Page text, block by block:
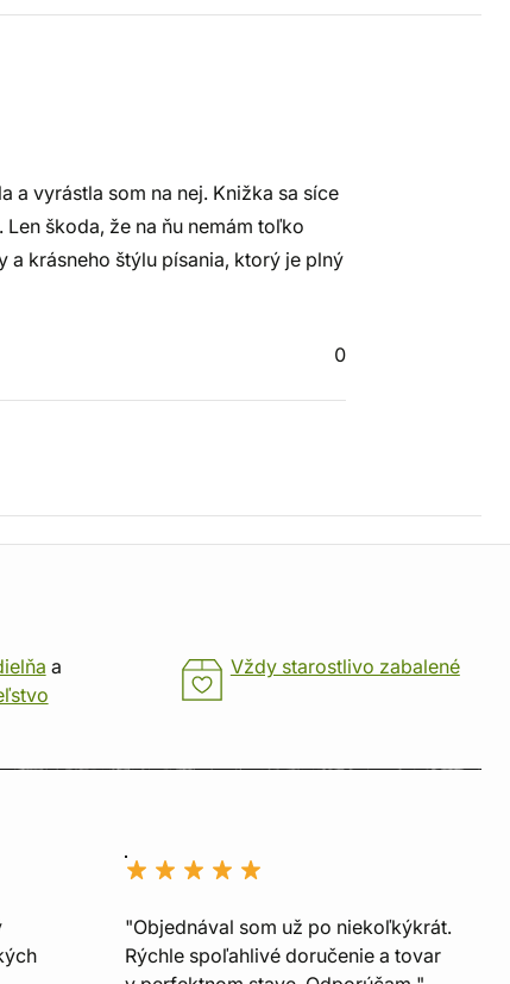
a vyrástla som na nej. Knižka sa síce
škoda, že na ňu nemám toľko
a krásneho štýlu písania, ktorý je plný
0
a
Vždy starostlivo zabalené
"Objednával som už po niekoľkýkrát.
Rýchle spoľahlivé doručenie a tovar